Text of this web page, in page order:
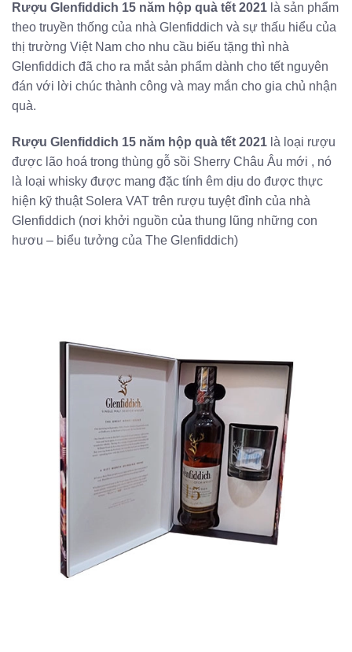
Rượu Glenfiddich 15 năm hộp quà tết 2021 là sản phẩm
theo truyền thống của nhà Glenfiddich và sự thấu hiểu của
thị trường Việt Nam cho nhu cầu biếu tặng thì nhà
Glenfiddich đã cho ra mắt sản phẩm dành cho tết nguyên
đán với lời chúc thành công và may mắn cho gia chủ nhận
quà.
Rượu Glenfiddich 15 năm hộp quà tết 2021 là loại rượu
được lão hoá trong thùng gỗ sồi Sherry Châu Âu mới , nó
là loại whisky được mang đặc tính êm dịu do được thực
hiện kỹ thuật Solera VAT trên rượu tuyệt đỉnh của nhà
Glenfiddich (nơi khởi nguồn của thung lũng những con
hươu – biểu tưởng của The Glenfiddich)